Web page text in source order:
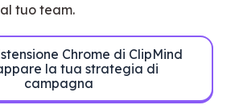
tuo team.
Chrome di ClipMind
la tua strategia di
campagna